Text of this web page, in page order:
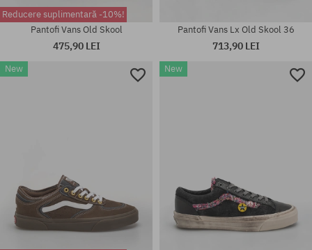
Mărimi existente:
Reducere suplimentară -10%!
Pantofi Vans Old Skool
475,90 LEI
Pantofi Vans Lx Old Skool 36
713,90 LEI
New New